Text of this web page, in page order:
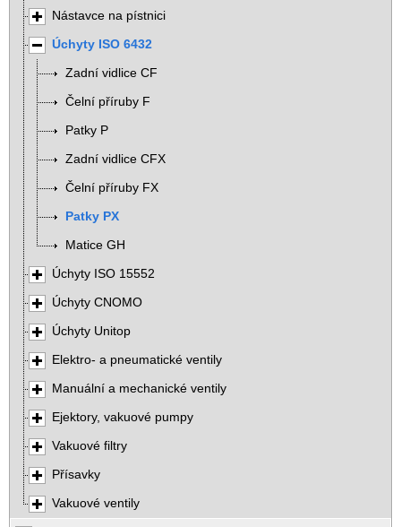
Nástavce na pístnici
Úchyty ISO 6432
Zadní vidlice CF
Čelní příruby F
Patky P
Zadní vidlice CFX
Čelní příruby FX
Patky PX
Matice GH
Úchyty ISO 15552
Úchyty CNOMO
Úchyty Unitop
Elektro- a pneumatické ventily
Manuální a mechanické ventily
Ejektory, vakuové pumpy
Vakuové filtry
Přísavky
Vakuové ventily